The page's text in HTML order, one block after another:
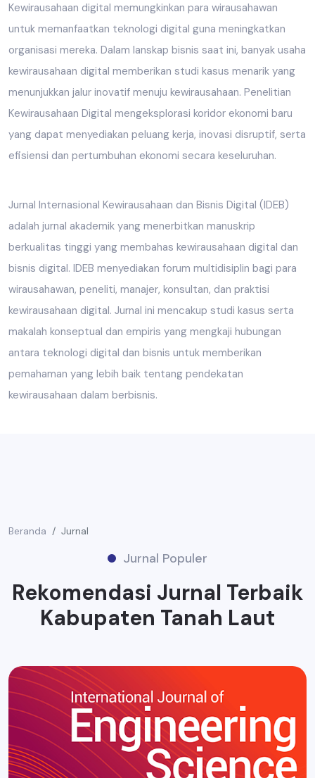
Kewirausahaan digital memungkinkan para wirausahawan
untuk memanfaatkan teknologi digital guna meningkatkan
organisasi mereka. Dalam lanskap bisnis saat ini, banyak usaha
kewirausahaan digital memberikan studi kasus menarik yang
menunjukkan jalur inovatif menuju kewirausahaan. Penelitian
Kewirausahaan Digital mengeksplorasi koridor ekonomi baru
yang dapat menyediakan peluang kerja, inovasi disruptif, serta
efisiensi dan pertumbuhan ekonomi secara keseluruhan.
Jurnal Internasional Kewirausahaan dan Bisnis Digital (IDEB)
adalah jurnal akademik yang menerbitkan manuskrip
berkualitas tinggi yang membahas kewirausahaan digital dan
bisnis digital. IDEB menyediakan forum multidisiplin bagi para
wirausahawan, peneliti, manajer, konsultan, dan praktisi
kewirausahaan digital. Jurnal ini mencakup studi kasus serta
makalah konseptual dan empiris yang mengkaji hubungan
antara teknologi digital dan bisnis untuk memberikan
pemahaman yang lebih baik tentang pendekatan
kewirausahaan dalam berbisnis.
Beranda Jurnal
Jurnal Populer
Rekomendasi Jurnal Terbaik
Kabupaten Tanah Laut